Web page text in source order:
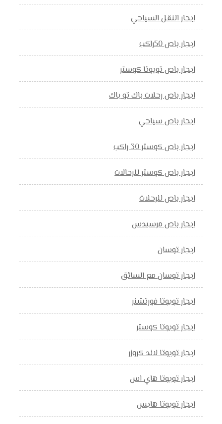
ايجار النقل السياحي
ايجار باص 50راكب
ايجار باص تويوتا كوستر
ايجار باص رحلات باك تو باك
ايجار باص سياحي
ايجار باص كوستر 30 راكب
ايجار باص كوستر للرحالات
ايجار باص للرحلات
ايجار باص مرسيدس
ايجار توسان
ايجار توسان مع السائق
ايجار تويوتا فورتشنر
ايجار تويوتا كوستر
ايجار تويوتا لاند كروزر
ايجار تويوتا هاي اس
ايجار تويوتا هايس